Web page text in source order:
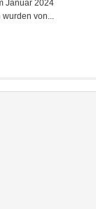
Januar 2024
wurden von...